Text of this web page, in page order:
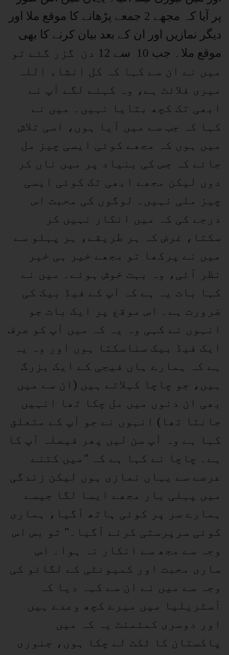
پر آیا کہ مجھے 2 جمعے پڑھانے کا موقع ملا اور
دیگر نمازیں اور ان کے بعد بیان کرنے کا بھی
موقع ملا۔ جب 10 سے 12 دن گزر گئے تو
میں نے ان سے کہا کہ کل انشاء اللہ
میری فلائٹ ہے، وہ کہنے لگے آپ نے
ابھی تک کچھ بتایا نہیں۔ میں نے
کہا کہ جب سے میں آیا ہوں، اسی تلاش
میں ہوں کہ مجھے کوئی ایسی چیز مل
جائے کہ جس کی بنیاد پر میں ناں کر
دوں لیکن مجھے ابھی تک کوئی ایسی
چیز ملی نہیں۔ لوگوں کی محبت اس
درجے کی کہ میں انکار نہیں کر
سکتا، غرض کہ ہر طریقے، ہر پہلو سے
میں نے پرکھا تو مجھے خیر ہی خیر
نظر آئی، وہ بہت خوش ہوئے۔ میں نے
کہا بات یہ ہے کہ آپ کے فیڈ بیک کی
ضرورت ہے۔ اس موقع پر ایک بات جو
انہوں نے کہی وہ یہ کہ میں آپ کو صرف
ایک فیڈ بیک سناسکتا ہوں اور وہ یہ
ہے کہ ہمارے ہاں فیجی کے ایک بزرگ
ہیں، جو چاچا کہلاتے ہیں (ان سے میں
بھی ان دنوں میں مل چکا تھا انہیں
جانتا تھا) انہوں نے جو آپ کے متعلق
کہا ہے وہ آپ سن لیں پھر فیصلہ آپ کا
ہے۔ چاچا نے کہا ہے کہ "میں کتنے
عرصے سے یہاں نمازی ہوں لیکن زندگی
میں پہلی بار مجھے ایسا لگا جیسے
ہمارے سر پر کوئی ہاتھ آگیا، ہماری
کوئی سرپرستی کرنے آگیا۔" تو بس اس
وجہ سے مجھ سے انکار نہ ہوا۔ اس
ساری محبت اور کمیونٹی کے لگائو کی
وجہ سے میں نے ان سے کہہ دیا کہ
آسٹریلیا میں میرے کچھ وعدے ہیں
اور دوسری کمٹمنٹ یہ کہ میں
پاکستان کا ٹکٹ لے چکا ہوں، جنوری